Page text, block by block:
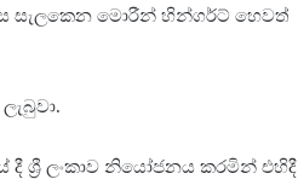
සැලකෙන මොරීන් හින්ගර්ට් හෙවත්
ශ්‍රී ලංකාව නියෝජනය කරමින් එහිදී